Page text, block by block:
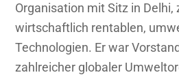
Organisation mit Sitz in Delhi,
wirtschaftlich rentablen,
Technologien. Er war
zahlreicher globaler